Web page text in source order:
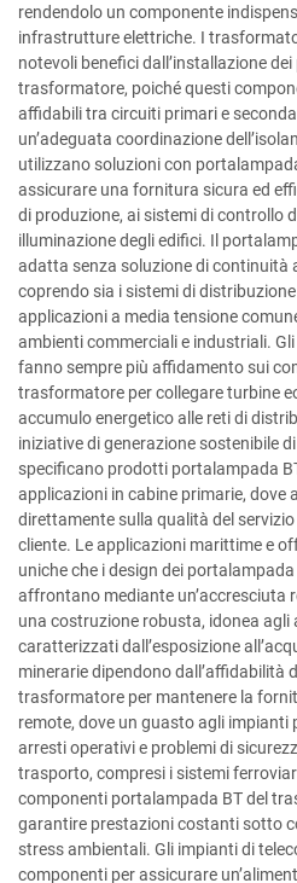
rendendolo un componente
infrastrutture elettriche. I
notevoli benefici dall’installazione
trasformatore, poiché questi
affidabili tra circuiti primari e
un’adeguata coordinazione
utilizzano soluzioni con
assicurare una fornitura sicura ed
di produzione, ai sistemi di controllo
illuminazione degli edifici. Il
adatta senza soluzione di continuità
coprendo sia i sistemi di
applicazioni a media tensione
ambienti commerciali e industriali.
fanno sempre più affidamento sui
trasformatore per collegare turbine
accumulo energetico alle reti di
iniziative di generazione sostenibile
specificano prodotti portalampada
applicazioni in cabine primarie,
direttamente sulla qualità del
cliente. Le applicazioni marittime e
uniche che i design dei
affrontano mediante un’accresciuta
una costruzione robusta, idonea agli
caratterizzati dall’esposizione
minerarie dipendono dall’affidabilità
trasformatore per mantenere la
remote, dove un guasto agli
arresti operativi e problemi di
trasporto, compresi i sistemi
componenti portalampada BT del
garantire prestazioni costanti sotto
stress ambientali. Gli impianti di
componenti per assicurare